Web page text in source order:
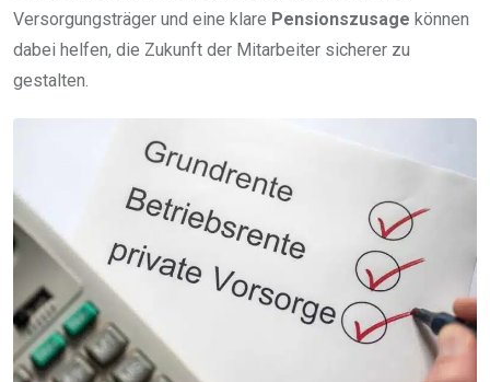
Versorgungsträger und eine klare Pensionszusage können
dabei helfen, die Zukunft der Mitarbeiter sicherer zu
gestalten.